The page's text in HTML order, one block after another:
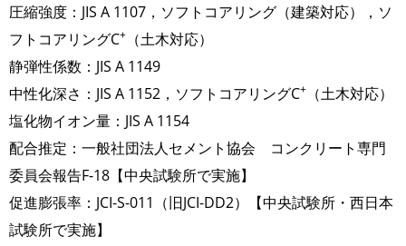
圧縮強度：JIS A 1107，ソフトコアリング（建築対応），ソ
フトコアリングC+ （土木対応）
静弾性係数：JIS A 1149
中性化深さ：JIS A 1152，ソフトコアリングC+ （土木対応）
塩化物イオン量：JIS A 1154
配合推定：一般社団法人セメント協会 コンクリート専門
委員会報告F-18【中央試験所で実施】
促進膨張率：JCI-S-011（旧JCI-DD2）【中央試験所・西日本
試験所で実施】